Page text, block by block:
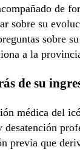
de
sobre su
sobre
a la
de su
médica del
desatención
previa que